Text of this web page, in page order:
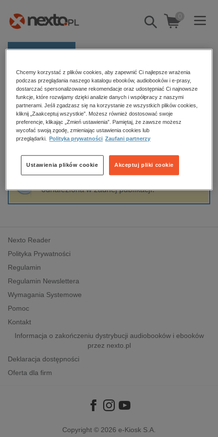
Pokaż/schowaj
wyszukiwarkę
0
E-prasa
Kategorie
Zobacz wszystkie E-prasa
budownictwo, aranżacja wnętrz
biznesowe, branżowe, gospodarka
edukacja
hobby, sport, rozrywka
komputery, internet, technologie, informatyka
polityka, społeczno-informacyjne
psychologiczne
inne
popularno-naukowe
historia
Strona główna Paweł Ciećwierz
Paweł Ciećwierz
Sortowanie Filtrowanie
odnaleziona w żadnej publikacji.
Nexto Reader
Polityka Prywatności
Regulamin
Regulamin Newslettera
Wymagania Systemowe
Pomoc
Kontakt
Informacja o zakończeniu dystrybucji audiobooków i ebooków
przez nexto.pl
Deklaracja dostępności
Oferta dla firm
Copyright © 2026 e-Kiosk S.A.
Chcemy korzystać z plików cookies, aby zapewnić Ci najlepsze wrażenia
podczas przeglądania naszego katalogu ebooków, audiobooków i e-prasy,
dostarczać spersonalizowane rekomendacje oraz udostępniać Ci najnowsze
funkcje, które rozwijamy dzięki analizie danych i współpracy z naszymi
partnerami. Jeśli zgadzasz się na korzystanie ze wszystkich plików cookies,
kliknij „Zaakceptuj wszystkie”. Możesz również dostosować swoje
preferencje, klikając „Zmień ustawienia”. Pamiętaj, że zawsze możesz
wycofać swoją zgodę, zmieniając ustawienia cookies lub
przeglądarki.
Polityka prywatności Zaufani partnerzy
Akceptuj pliki cookie
Ustawienia plików cookie